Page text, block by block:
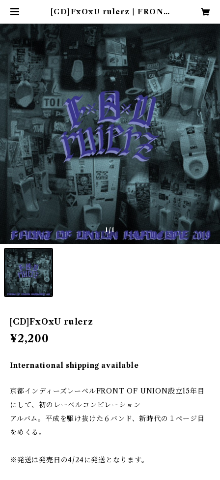
[CD]FxOxU rulerz | FRONT
1/1
[CD]FxOxU rulerz
¥2,200
International shipping available
京都インディーズレーベルFRONT OF UNION設立15年目
にして、初のレーベルコンピレーション
アルバム。平成を駆け抜けた６バンド、新時代の１ページ目
をめくる。
※発送は発売日の4/24に発送となります。